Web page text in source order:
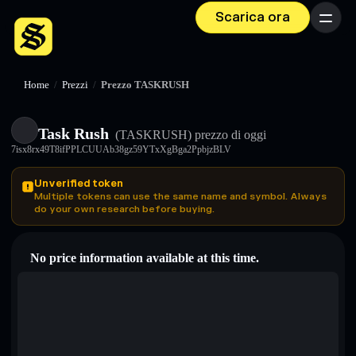
Scarica ora Menu
Home / Prezzi / Prezzo TASKRUSH
Task Rush (TASKRUSH) prezzo di oggi
7isx8rx49T8ifPPLCUUAb38gz59YTxXgBga2PpbjzBLV
Unverified token
Multiple tokens can use the same name and symbol. Always
do your own research before buying.
No price information available at this time.